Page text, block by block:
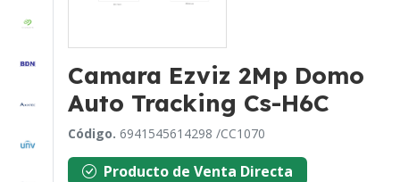
Camara Ezviz 2Mp Domo
Auto Tracking Cs-H6C
Código. 6941545614298 /CC1070
Producto de Venta Directa